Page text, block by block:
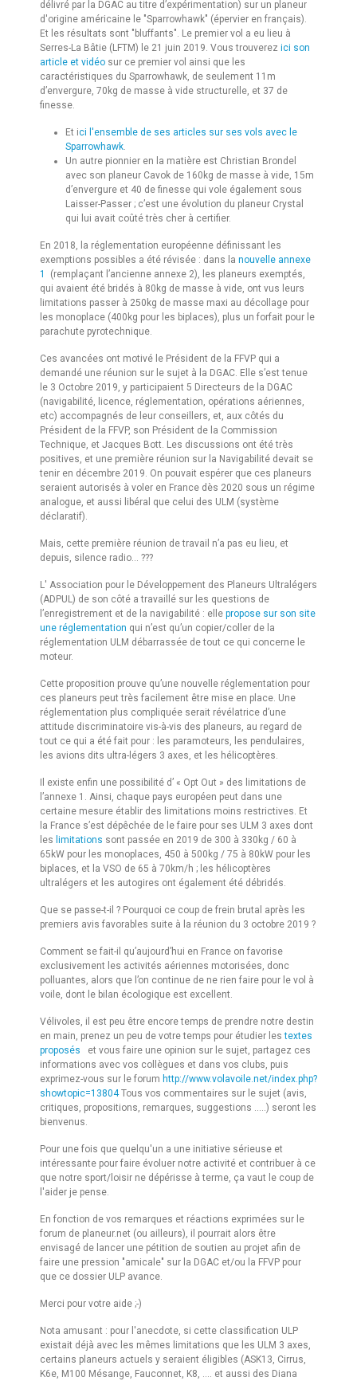
délivré par la DGAC au titre d’expérimentation) sur un planeur
d'origine américaine le "Sparrowhawk" (épervier en français).
Et les résultats sont "bluffants". Le premier vol a eu lieu à
Serres-La Bâtie (LFTM) le 21 juin 2019. Vous trouverez ici son
article et vidéo sur ce premier vol ainsi que les
caractéristiques du Sparrowhawk, de seulement 11m
d’envergure, 70kg de masse à vide structurelle, et 37 de
finesse.
Et ici l'ensemble de ses articles sur ses vols avec le
Sparrowhawk
Un autre pionnier en la matière est Christian Brondel
avec son planeur Cavok de 160kg de masse à vide, 15m
d’envergure et 40 de finesse qui vole également sous
Laisser-Passer ; c’est une évolution du planeur Crystal
qui lui avait coûté très cher à certifier.
En 2018, la réglementation européenne définissant les
exemptions possibles a été révisée : dans la nouvelle annexe
1
(remplaçant l’ancienne annexe 2), les planeurs exemptés,
qui avaient été bridés à 80kg de masse à vide, ont vus leurs
limitations passer à 250kg de masse maxi au décollage pour
les monoplace (400kg pour les biplaces), plus un forfait pour le
parachute pyrotechnique.
Ces avancées ont motivé le Président de la FFVP qui a
demandé une réunion sur le sujet à la DGAC. Elle s’est tenue
le 3 Octobre 2019, y participaient 5 Directeurs de la DGAC
(navigabilité, licence, réglementation, opérations aériennes,
etc) accompagnés de leur conseillers, et, aux côtés du
Président de la FFVP, son Président de la Commission
Technique, et Jacques Bott. Les discussions ont été très
positives, et une première réunion sur la Navigabilité devait se
tenir en décembre 2019. On pouvait espérer que ces planeurs
seraient autorisés à voler en France dès 2020 sous un régime
analogue, et aussi libéral que celui des ULM (système
déclaratif).
Mais, cette première réunion de travail n’a pas eu lieu, et
depuis, silence radio… ???
L' Association pour le Développement des Planeurs Ultralégers
(ADPUL) de son côté a travaillé sur les questions de
l’enregistrement et de la navigabilité : elle propose sur son site
une réglementation qui n’est qu’un copier/coller de la
réglementation ULM débarrassée de tout ce qui concerne le
moteur.
Cette proposition prouve qu’une nouvelle réglementation pour
ces planeurs peut très facilement être mise en place. Une
réglementation plus compliquée serait révélatrice d’une
attitude discriminatoire vis-à-vis des planeurs, au regard de
tout ce qui a été fait pour : les paramoteurs, les pendulaires,
les avions dits ultra-légers 3 axes, et les hélicoptères.
Il existe enfin une possibilité d’ « Opt Out » des limitations de
l’annexe 1. Ainsi, chaque pays européen peut dans une
certaine mesure établir des limitations moins restrictives. Et
la France s’est dépêchée de le faire pour ses ULM 3 axes dont
les limitations sont passée en 2019 de 300 à 330kg / 60 à
65kW pour les monoplaces, 450 à 500kg / 75 à 80kW pour les
biplaces, et la VSO de 65 à 70km/h ; les hélicoptères
ultralégers et les autogires ont également été débridés.
Que se passe-t-il ? Pourquoi ce coup de frein brutal après les
premiers avis favorables suite à la réunion du 3 octobre 2019 ?
Comment se fait-il qu’aujourd’hui en France on favorise
exclusivement les activités aériennes motorisées, donc
polluantes, alors que l’on continue de ne rien faire pour le vol à
voile, dont le bilan écologique est excellent.
Vélivoles, il est peu être encore temps de prendre notre destin
en main, prenez un peu de votre temps pour étudier lestextes
proposés et vous faire une opinion sur le sujet, partagez ces
informations avec vos collègues et dans vos clubs, puis
exprimez-vous sur le forum http://www.volavoile.net/index.php?
showtopic=13804Tous vos commentaires sur le sujet (avis,
critiques, propositions, remarques, suggestions .....) seront les
bienvenus.
Pour une fois que quelqu'un a une initiative sérieuse et
intéressante pour faire évoluer notre activité et contribuer à ce
que notre sport/loisir ne dépérisse à terme, ça vaut le coup de
l'aider je pense.
En fonction de vos remarques et réactions exprimées sur le
forum de planeur.net (ou ailleurs), il pourrait alors être
envisagé de lancer une pétition de soutien au projet afin de
faire une pression "amicale" sur la DGAC et/ou la FFVP pour
que ce dossier ULP avance.
Merci pour votre aide ;-)
Nota amusant : pour l'anecdote, si cette classification ULP
existait déjà avec les mêmes limitations que les ULM 3 axes,
certains planeurs actuels y seraient éligibles (ASK13, Cirrus,
K6e, M100 Mésange, Fauconnet, K8, .... et aussi des Diana